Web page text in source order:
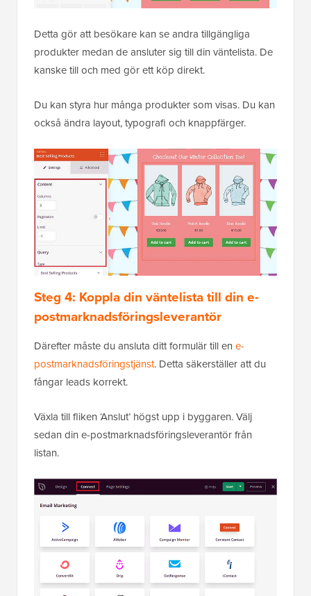
Detta gör att besökare kan se andra tillgängliga
produkter medan de ansluter sig till din väntelista. De
kanske till och med gör ett köp direkt.
Du kan styra hur många produkter som visas. Du kan
också ändra layout, typografi och knappfärger.
Steg 4: Koppla din väntelista till din e-
postmarknadsföringsleverantör
Därefter måste du ansluta ditt formulär till en e-
postmarknadsföringstjänst. Detta säkerställer att du
fångar leads korrekt.
Växla till fliken ‘Anslut’ högst upp i byggaren. Välj
sedan din e-postmarknadsföringsleverantör från
listan.